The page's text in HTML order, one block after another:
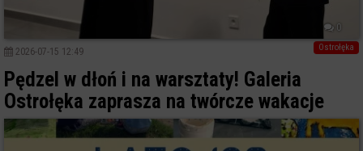
0
Ostrołęka
2026-07-15 12:49
Pędzel w dłoń i na warsztaty! Galeria
Ostrołęka zaprasza na twórcze wakacje